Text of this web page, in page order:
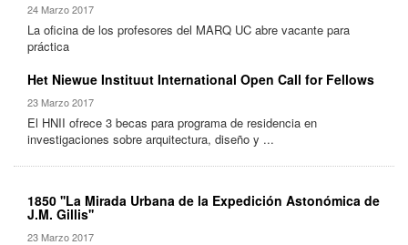
24 Marzo 2017
La oficina de los profesores del MARQ UC abre vacante para
práctica
Het Niewue Instituut International Open Call for Fellows
23 Marzo 2017
El HNII ofrece 3 becas para programa de residencia en
investigaciones sobre arquitectura, diseño y ...
1850 ''La Mirada Urbana de la Expedición Astonómica de
J.M. Gillis''
23 Marzo 2017